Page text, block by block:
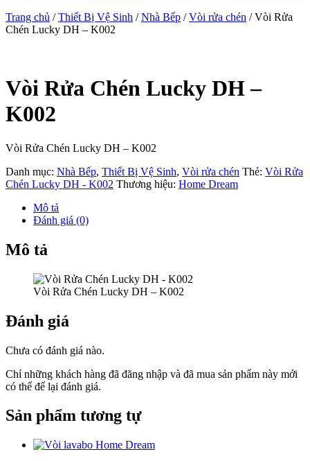
Trang chủ /Thiết Bị Vệ Sinh /Nhà Bếp /Vòi rửa chén / Vòi Rửa
Chén Lucky DH – K002
Vòi Rửa Chén Lucky DH –
K002
Vòi Rửa Chén Lucky DH – K002
Danh mục: Nhà Bếp, Thiết Bị Vệ Sinh, Vòi rửa chén Thẻ: Vòi Rửa
Chén Lucky DH - K002 Thương hiệu: Home Dream
Mô tả
Đánh giá (0)
Mô tả
Vòi Rửa Chén Lucky DH – K002
Đánh giá
Chưa có đánh giá nào.
Chỉ những khách hàng đã đăng nhập và đã mua sản phẩm này mới
có thể để lại đánh giá.
Sản phẩm tương tự